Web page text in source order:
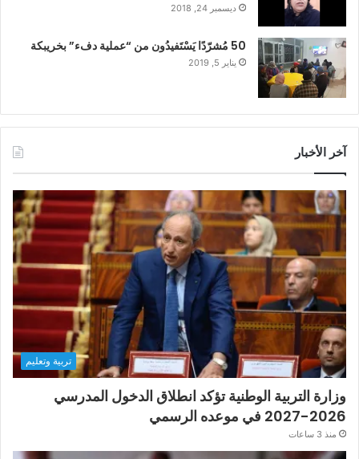
ديسمبر 24, 2018
50 مُشرّدًا يَسْتَفيدُون من “عملية دفء” بخريبكة
يناير 5, 2019
آخر الأخبار
تربية وتعليم
وزارة التربية الوطنية تؤكد انطلاق الدخول المدرسي
2026-2027 في موعده الرسمي
منذ 3 ساعات